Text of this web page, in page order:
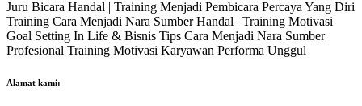
Juru Bicara Handal | Training Menjadi Pembicara Percaya Yang Diri
Training Cara Menjadi Nara Sumber Handal | Training Motivasi
Goal Setting In Life & Bisnis Tips Cara Menjadi Nara Sumber
Profesional Training Motivasi Karyawan Performa Unggul
Alamat kami: